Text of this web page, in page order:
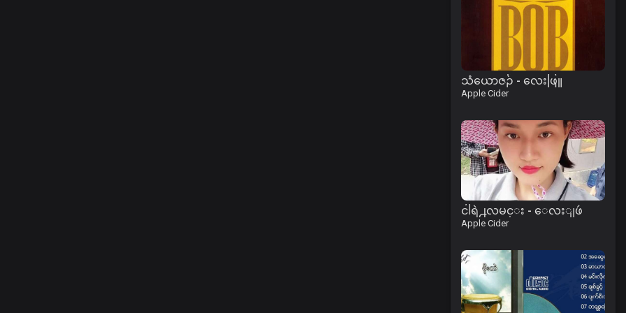
သံယောဇဉ် - လေးဖြူ
Apple Cider
ငါရဲ႕လမင္း - ေလးျဖဴ
Apple Cider